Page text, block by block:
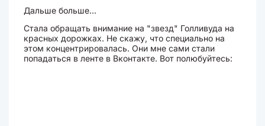
Дальше больше...
Стала обращать внимание на "звезд" Голливуда на
красных дорожках. Не скажу, что специально на
этом концентрировалась. Они мне сами стали
попадаться в ленте в Вконтакте. Вот полюбуйтесь: